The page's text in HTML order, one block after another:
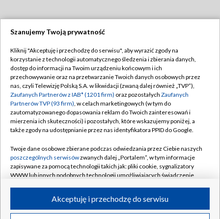
TVP
Abonament TVP
Emisja w TVP
Centrum informacji TVP
Naziemna Telewizja Cyfrowa
Rada Programowa
System NOS
Informacje o nadawcy
Program dla prasy
Regulamin TVP
Polityka prywatności
Moje zgody
Pomoc
Kontakt
Kanały
©2026 Telewizja Polska S.A. w likwidacji
Szanujemy Twoją prywatność
Kliknij "Akceptuję i przechodzę do serwisu", aby wyrazić zgody na
korzystanie z technologii automatycznego śledzenia i zbierania danych,
dostęp do informacji na Twoim urządzeniu końcowym i ich
przechowywanie oraz na przetwarzanie Twoich danych osobowych przez
nas, czyli Telewizję Polską S.A. w likwidacji (zwaną dalej również „TVP”),
Zaufanych Partnerów z IAB* (1201 firm) oraz pozostałych Zaufanych
Partnerów TVP (93 firm), w celach marketingowych (w tym do
zautomatyzowanego dopasowania reklam do Twoich zainteresowań i
mierzenia ich skuteczności) i pozostałych, które wskazujemy poniżej, a
także zgody na udostępnianie przez nas identyfikatora PPID do Google.
Twoje dane osobowe zbierane podczas odwiedzania przez Ciebie naszych
poszczególnych serwisówzwanych dalej „Portalem”, w tym informacje
zapisywane za pomocą technologii takich jak: pliki cookie, sygnalizatory
WWW lub innych podobnych technologii umożliwiających świadczenie
ruchu w Internecie.Akceptuję i przechodzę do serwisu